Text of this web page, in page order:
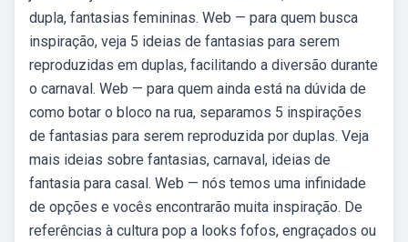
dupla, fantasias femininas. Web — para quem busca
inspiração, veja 5 ideias de fantasias para serem
reproduzidas em duplas, facilitando a diversão durante
o carnaval. Web — para quem ainda está na dúvida de
como botar o bloco na rua, separamos 5 inspirações
de fantasias para serem reproduzida por duplas. Veja
mais ideias sobre fantasias, carnaval, ideias de
fantasia para casal. Web — nós temos uma infinidade
de opções e vocês encontrarão muita inspiração. De
referências à cultura pop a looks fofos, engraçados ou